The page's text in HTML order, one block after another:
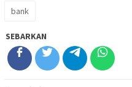
bank
SEBARKAN